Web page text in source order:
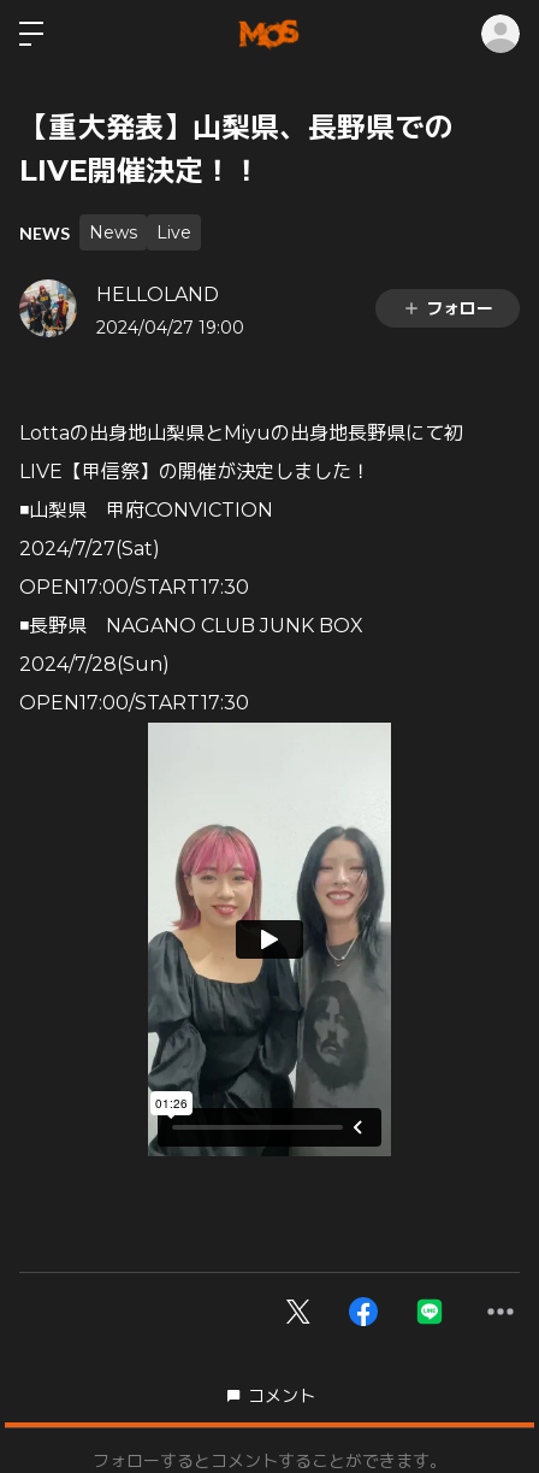
【重大発表】山梨県、長野県での
LIVE開催決定！！
NEWS News Live
HELLOLAND
2024/04/27 19:00
フォロー
Lottaの出身地山梨県とMiyuの出身地長野県にて初
LIVE【甲信祭】の開催が決定しました！
◾️山梨県 甲府CONVICTION
2024/7/27(Sat)
OPEN17:00/START17:30
◾️長野県 NAGANO CLUB JUNK BOX
2024/7/28(Sun)
OPEN17:00/START17:30
コメント
フォローするとコメントすることができます。